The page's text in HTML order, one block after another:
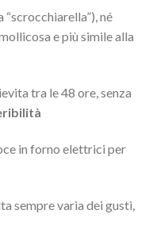
né
e più simile alla
tra le 48 ore, senza
in forno elettrici per
sempre varia dei gusti,